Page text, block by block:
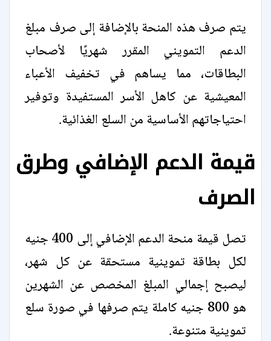
يتم صرف هذه المنحة بالإضافة إلى صرف مبلغ
الدعم التمويني المقرر شهريًا لأصحاب
البطاقات، مما يساهم في تخفيف الأعباء
المعيشية عن كاهل الأسر المستفيدة وتوفير
احتياجاتهم الأساسية من السلع الغذائية.
قيمة الدعم الإضافي وطرق
الصرف
تصل قيمة منحة الدعم الإضافي إلى 400 جنيه
لكل بطاقة تموينية مستحقة عن كل شهر،
ليصبح إجمالي المبلغ المخصص عن الشهرين
هو 800 جنيه كاملة يتم صرفها في صورة سلع
تموينية متنوعة.